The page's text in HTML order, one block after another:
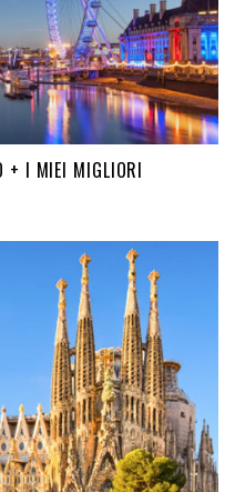
+ I MIEI MIGLIORI